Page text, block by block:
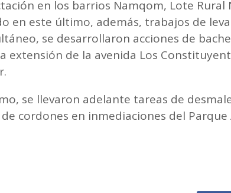
en los barrios Namqom, Lote Rural
en este último, además, trabajos de
se desarrollaron acciones de
extensión de la avenida Los
se llevaron adelante tareas de
cordones en inmediaciones del Parque